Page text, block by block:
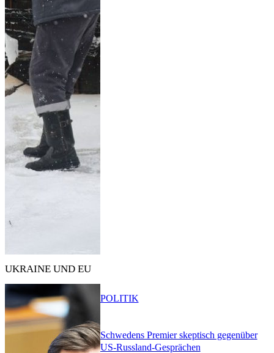
UKRAINE UND EU
Schwedens Premier skeptisch gegenüber
US-Russland-Gesprächen
POLITIK